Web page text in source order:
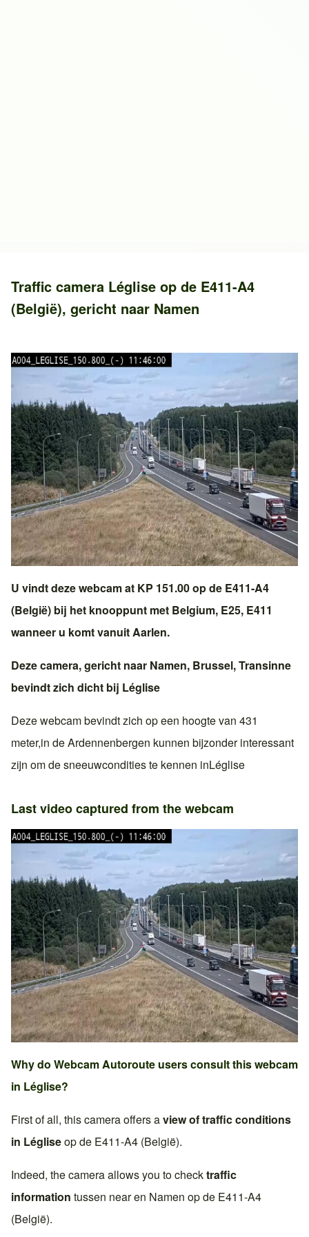
Traffic camera Léglise op de E411-A4
(België), gericht naar Namen
U vindt deze webcam at KP 151.00 op de E411-A4
(België) bij het knooppunt met Belgium, E25, E411
wanneer u komt vanuit Aarlen.
Deze camera, gericht naar Namen, Brussel,Transinne
bevindt zich dicht bij Léglise
Deze webcam bevindt zich op een hoogte van 431
meter,in de Ardennenbergen kunnen bijzonder interessant
zijn om de sneeuwcondities te kennen inLéglise
Last video captured from the webcam
Why do Webcam Autoroute users consult this webcam
in Léglise?
First of all, this camera offers aview of traffic conditions
in Légliseop de E411-A4 (België).
Indeed, the camera allows you to checktraffic
information tussen near en Namen op de E411-A4
(België).